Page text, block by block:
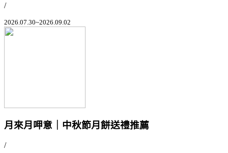
/
2026.07.30~2026.09.02
月來月呷意｜中秋節月餅送禮推薦
/